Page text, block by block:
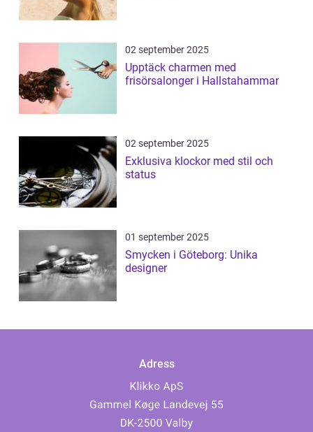
02 september 2025
Upptäck charmen med
frisörsalonger i Hallstahammar
02 september 2025
Exklusiva klockor med stil och
status
01 september 2025
Smycken i Göteborg: Unika
designer
Adress